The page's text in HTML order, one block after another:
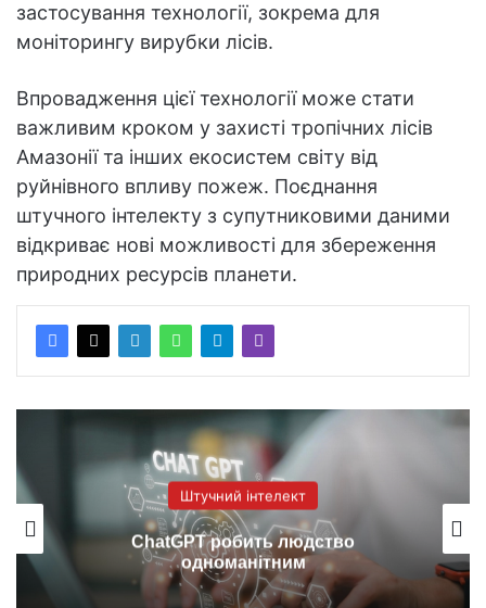
застосування технології, зокрема для
моніторингу вирубки лісів.
Впровадження цієї технології може стати
важливим кроком у захисті тропічних лісів
Амазонії та інших екосистем світу від
руйнівного впливу пожеж. Поєднання
штучного інтелекту з супутниковими даними
відкриває нові можливості для збереження
природних ресурсів планети.
Штучний інтелект
ChatGPT робить людство
одноманітним